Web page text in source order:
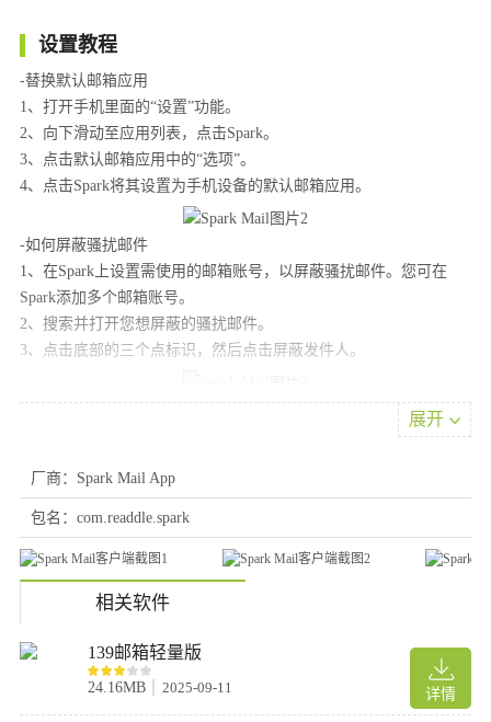
设置教程
-替换默认邮箱应用
1、打开手机里面的“设置”功能。
2、向下滑动至应用列表，点击Spark。
3、点击默认邮箱应用中的“选项”。
4、点击Spark将其设置为手机设备的默认邮箱应用。
-如何屏蔽骚扰邮件
1、在Spark上设置需使用的邮箱账号，以屏蔽骚扰邮件。您可在
Spark添加多个邮箱账号。
2、搜索并打开您想屏蔽的骚扰邮件。
3、点击底部的三个点标识，然后点击屏蔽发件人。
4、如果您想屏蔽来自发件人域名的所有邮件，请选择阻止域名。
例如，您如果在一封邮件上选择了此选项，那么今后Spark会屏蔽所
您可在边栏的已屏蔽文件夹中单独查看已屏蔽的邮件，这样您可以
在需要时手动取消已屏蔽的发件人、域名。
-如何屏蔽骚扰邮件通知
1、前往Spark的设置>邮箱账号，然后点触您的邮箱账号。
2、现在，您可看到“通知偏好”下方有三个选项。
4、在Spark邮箱App为每个要设置的账号重复上述步骤。
开启智能通知后，Spark为您智能过滤邮件通知，只在接收重要邮件
展开
厂商：Spark Mail App
包名：com.readdle.spark
相关软件
详情
139邮箱轻量版
24.16MB 2025-09-11